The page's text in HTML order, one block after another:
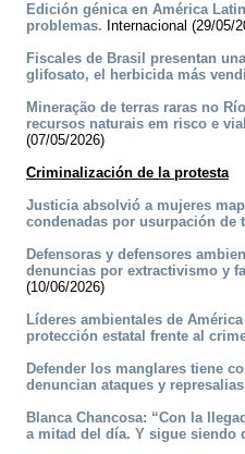
Edición génica en América
problemas. Internacional (29/05/
Fiscales de Brasil presentan
glifosato, el herbicida más
Mineração de terras raras no
recursos naturais em risco e
(07/05/2026)
Criminalización de la protesta
Justicia absolvió a mujeres
condenadas por usurpación de
Defensoras y defensores
denuncias por extractivismo y
(10/06/2026)
Líderes ambientales de
protección estatal frente al
Defender los manglares tiene
denuncian ataques y
Blanca Chancosa: “Con la
a mitad del día. Y sigue siendo